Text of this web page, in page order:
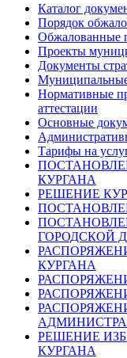
Каталог
Порядок
Обжалованные
Проекты
Документы
Нормативные
аттестации
Основные
Тарифы на
КУРГАНА
РЕШЕНИЕ
ГОРОДСКОЙ
КУРГАНА
РЕШЕНИЕ
КУРГАНА